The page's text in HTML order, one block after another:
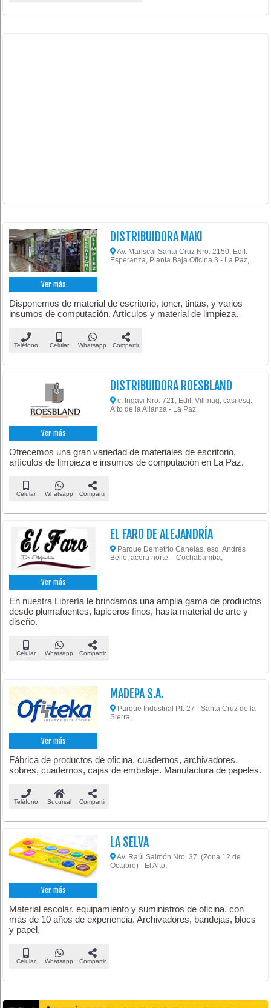
Ver más
DISTRIBUIDORA MAKI
Av. Mariscal Santa Cruz Nro. 2150, Edif.
Esperanza, Planta Baja Oficina 3 - La Paz,
Disponemos de material de escritorio, toner, tintas, y varios
insumos de computación. Artículos y material de limpieza.
Teléfono Celular Whatsapp Compartir
Ver más
DISTRIBUIDORA ROESBLAND
c. Ingavi Nro. 721, Edif. Villmag, casi esq.
Alto de la Alianza - La Paz,
Ofrecemos una gran variedad de materiales de escritorio,
artículos de limpieza e insumos de computación en La Paz.
Celular Whatsapp Compartir
Ver más
EL FARO DE ALEJANDRÍA
Parque Demetrio Canelas, esq. Andrés
Bello, acera norte. - Cochabamba,
En nuestra Librería le brindamos una amplia gama de productos
desde plumafuentes, lapiceros finos, hasta material de arte y
diseño.
Celular Whatsapp Compartir
Ver más
MADEPA S.A.
Parque Industrial P.I. 27 - Santa Cruz de la
Sierra,
Fábrica de productos de oficina, cuadernos, archivadores,
sobres, cuadernos, cajas de embalaje. Manufactura de papeles.
Teléfono Sucursal Compartir
Ver más
LA SELVA
Av. Raúl Salmón Nro. 37, (Zona 12 de
Octubre) - El Alto,
Material escolar, equipamiento y suministros de oficina, con
más de 10 años de experiencia. Archivadores, bandejas, blocs
y papel.
Celular Whatsapp Compartir